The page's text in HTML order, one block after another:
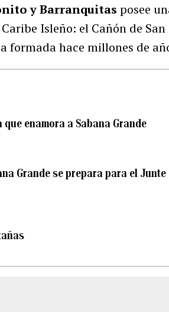
y Barranquitas posee
Isleño: el Cañón de San
formada hace millones de
enamora a Sabana Grande
Grande se prepara para el Junte